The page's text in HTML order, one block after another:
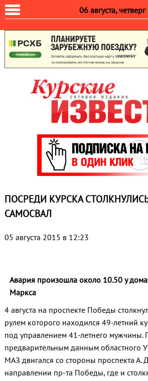
06 августа, четверг
ПОСРЕДИ КУРСКА
САМОСВАЛ
05 августа 2015 в 12:23
Авария произошла около 10.50 у
Маркса
4 августа на проспекте Победы
рулем которого находился 49-летний
под управлением 41-летнего мужчины.
предварительным данным областного
МАЗ двигался со стороны проспекта А.
направлении пр-та Победы, где и